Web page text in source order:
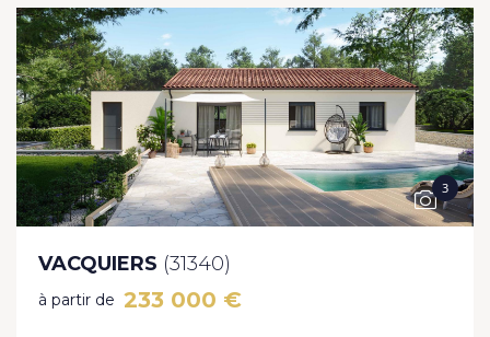
3
VACQUIERS (31340)
à partir de 233 000 €